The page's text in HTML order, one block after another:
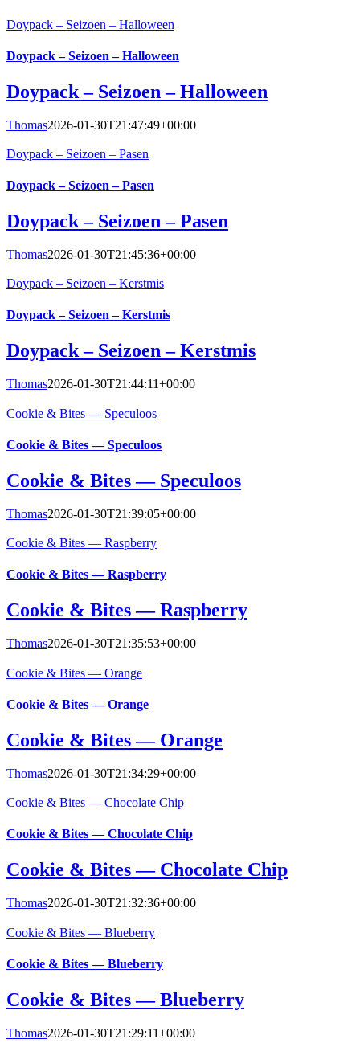
Doypack – Seizoen – Halloween
Doypack – Seizoen – Halloween
Doypack – Seizoen – Halloween
Thomas2026-01-30T21:47:49+00:00
Doypack – Seizoen – Pasen
Doypack – Seizoen – Pasen
Doypack – Seizoen – Pasen
Thomas2026-01-30T21:45:36+00:00
Doypack – Seizoen – Kerstmis
Doypack – Seizoen – Kerstmis
Doypack – Seizoen – Kerstmis
Thomas2026-01-30T21:44:11+00:00
Cookie & Bites — Speculoos
Cookie & Bites — Speculoos
Cookie & Bites — Speculoos
Thomas2026-01-30T21:39:05+00:00
Cookie & Bites — Raspberry
Cookie & Bites — Raspberry
Cookie & Bites — Raspberry
Thomas2026-01-30T21:35:53+00:00
Cookie & Bites — Orange
Cookie & Bites — Orange
Cookie & Bites — Orange
Thomas2026-01-30T21:34:29+00:00
Cookie & Bites — Chocolate Chip
Cookie & Bites — Chocolate Chip
Cookie & Bites — Chocolate Chip
Thomas2026-01-30T21:32:36+00:00
Cookie & Bites — Blueberry
Cookie & Bites — Blueberry
Cookie & Bites — Blueberry
Thomas2026-01-30T21:29:11+00:00